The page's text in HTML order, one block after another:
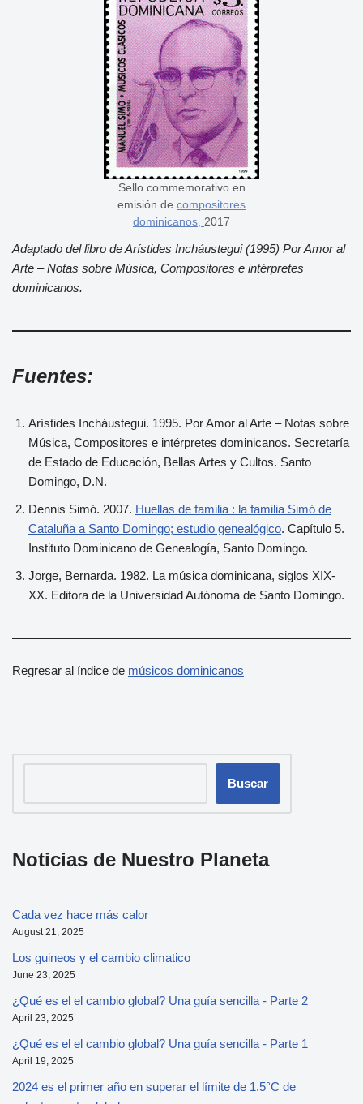
Sello commemorativo en
emisión de compositores
dominicanos, 2017
Adaptado del libro de Arístides Incháustegui (1995) Por Amor al
Arte – Notas sobre Música, Compositores e intérpretes
dominicanos.
Fuentes:
Arístides Incháustegui. 1995. Por Amor al Arte – Notas sobre
Música, Compositores e intérpretes dominicanos. Secretaría
de Estado de Educación, Bellas Artes y Cultos. Santo
Domingo, D.N.
Dennis Simó. 2007. Huellas de familia : la familia Simó de
Cataluña a Santo Domingo; estudio genealógico. Capítulo 5.
Instituto Dominicano de Genealogía, Santo Domingo.
Jorge, Bernarda. 1982. La música dominicana, siglos XIX-
XX. Editora de la Universidad Autónoma de Santo Domingo.
Regresar al índice de músicos dominicanos
Buscar
Noticias de Nuestro Planeta
Cada vez hace más calor
August 21, 2025
Los guineos y el cambio climatico
June 23, 2025
¿Qué es el el cambio global? Una guía sencilla - Parte 2
April 23, 2025
¿Qué es el el cambio global? Una guía sencilla - Parte 1
April 19, 2025
2024 es el primer año en superar el límite de 1.5°C de